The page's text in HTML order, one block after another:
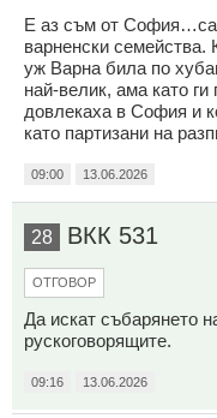
Е аз съм от
варненски
уж Варна била по
най-велик, ама като
довлекаха в София и
като партизани на
09:00 13.06.2026
28 ВКК 531
ОТГОВОР
Да искат събарянето
рускоговорящите.
09:16 13.06.2026